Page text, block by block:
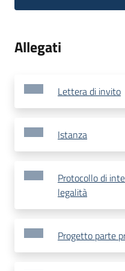
Allegati
Lettera di invito
Istanza
Protocollo di
legalità
Progetto parte